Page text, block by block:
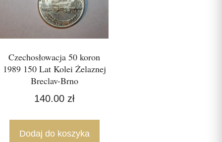
Czechosłowacja 50 koron
1989 150 Lat Kolei Żelaznej
Breclav-Brno
140.00 zł
Dodaj do koszyka